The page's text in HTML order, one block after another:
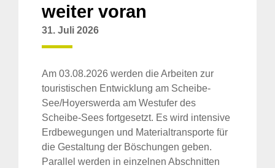
weiter voran
31. Juli 2026
Am 03.08.2026 werden die Arbeiten zur
touristischen Entwicklung am Scheibe-
See/Hoyerswerda am Westufer des
Scheibe-Sees fortgesetzt. Es wird intensive
Erdbewegungen und Materialtransporte für
die Gestaltung der Böschungen geben.
Parallel werden in einzelnen Abschnitten